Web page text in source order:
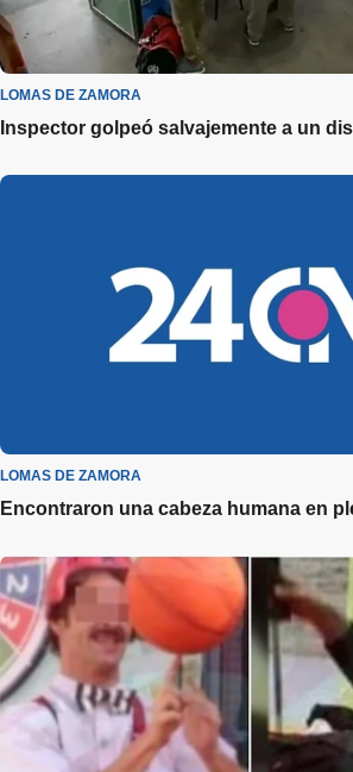
LOMAS DE ZAMORA
Inspector golpeó salvajemente a un
LOMAS DE ZAMORA
Encontraron una cabeza humana en